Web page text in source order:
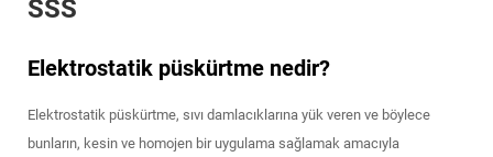
SSS
Elektrostatik püskürtme nedir?
Elektrostatik püskürtme, sıvı damlacıklarına yük veren ve böylece
bunların, kesin ve homojen bir uygulama sağlamak amacıyla